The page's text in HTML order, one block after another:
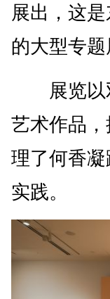
展出，这
的大型专题
展览以双
艺术作品
理了何香
实践。